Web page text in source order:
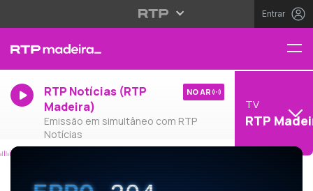
Entrar
RTP Notícias (RTP
Madeira)
Emissão em simultâneo com RTP
Notícias
NO AR
TV
RTP